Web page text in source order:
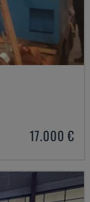
17.000 €